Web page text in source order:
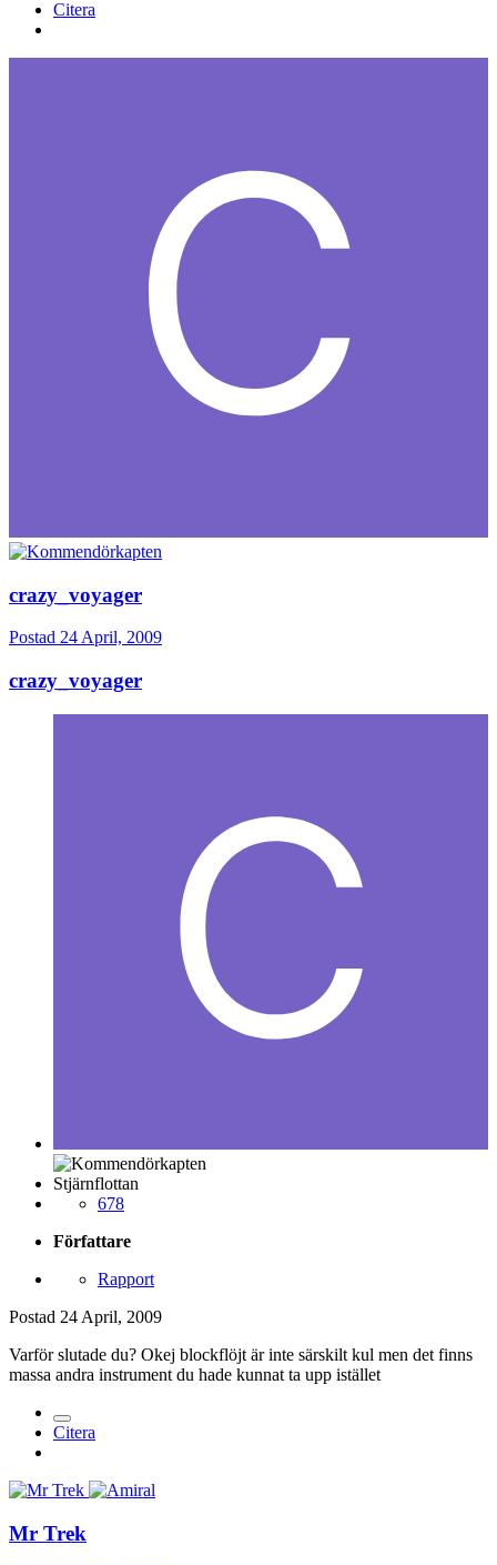
Citera
crazy_voyager
Postad 24 April, 2009
crazy_voyager
Stjärnflottan
678
Författare
Rapport
Postad 24 April, 2009
Varför slutade du? Okej blockflöjt är inte särskilt kul men det finns
massa andra instrument du hade kunnat ta upp istället
Citera
Mr Trek